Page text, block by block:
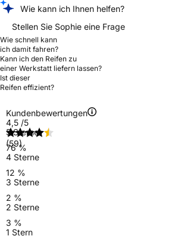
Wie kann ich Ihnen helfen?
Stellen Sie Sophie eine Frage
Wie schnell kann
ich damit fahren?
Kann ich den Reifen zu
einer Werkstatt liefern lassen?
Ist dieser
Reifen effizient?
Kundenbewertungen
4,5 /5
(59)
5 Sterne
76 %
4 Sterne
12 %
3 Sterne
2 %
2 Sterne
3 %
1 Stern